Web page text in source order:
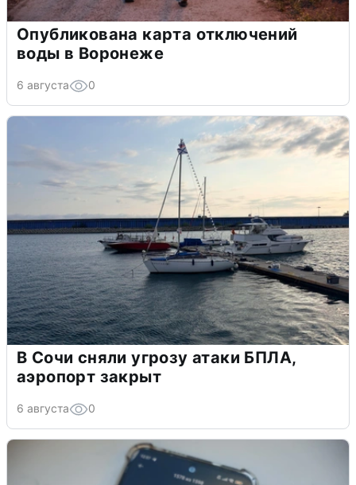
Опубликована карта отключений
воды в Воронеже
6 августа 0
В Сочи сняли угрозу атаки БПЛА,
аэропорт закрыт
6 августа 0